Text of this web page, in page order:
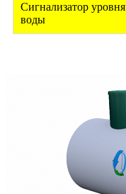
Сигнализатор уровня
воды